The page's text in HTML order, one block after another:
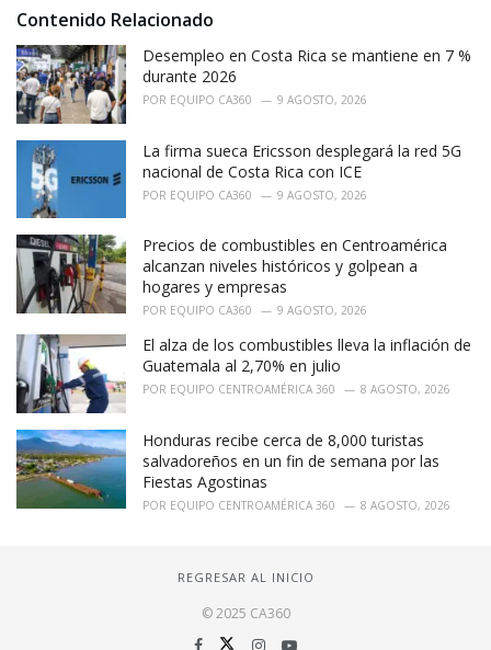
i
s
:
Contenido Relacionado
Desempleo en Costa Rica se mantiene en 7 %
durante 2026
POR EQUIPO CA360 9 AGOSTO, 2026
La firma sueca Ericsson desplegará la red 5G
nacional de Costa Rica con ICE
POR EQUIPO CA360 9 AGOSTO, 2026
Precios de combustibles en Centroamérica
alcanzan niveles históricos y golpean a
hogares y empresas
POR EQUIPO CA360 9 AGOSTO, 2026
El alza de los combustibles lleva la inflación de
Guatemala al 2,70% en julio
POR EQUIPO CENTROAMÉRICA 360 8 AGOSTO, 2026
Honduras recibe cerca de 8,000 turistas
salvadoreños en un fin de semana por las
Fiestas Agostinas
POR EQUIPO CENTROAMÉRICA 360 8 AGOSTO, 2026
REGRESAR AL INICIO
© 2025 CA360